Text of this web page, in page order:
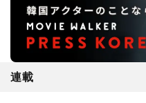
連載